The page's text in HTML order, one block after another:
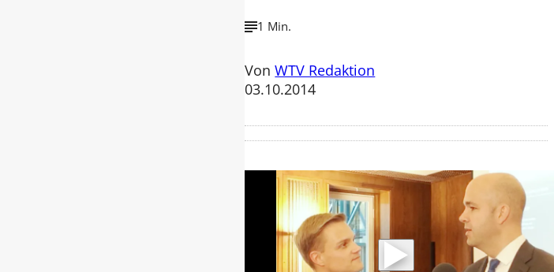
1 Min.
VonWTV Redaktion
03.10.2014
Mit der Wiedergabe dieses Videos
werden Daten an Youtube übertragen.
Hinweise dazu erhalten Sie in der